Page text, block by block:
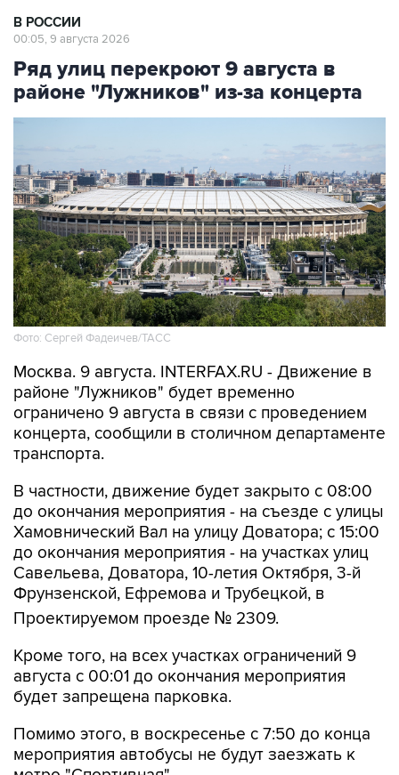
Ряд улиц перекроют 9 августа в
районе "Лужников" из-за концерта
Фото: Сергей Фадеичев/ТАСС
Москва. 9 августа. INTERFAX.RU - Движение в
ограничено 9 августа в связи с проведением
концерта, сообщили в столичном департаменте
транспорта.
В частности, движение будет закрыто с 08:00
Хамовнический Вал на улицу Доватора; с 15:00
до окончания мероприятия - на участках улиц
Савельева, Доватора, 10-летия Октября, 3-й
Фрунзенской, Ефремова и Трубецкой, в
Проектируемом проезде № 2309.
Кроме того, на всех участках ограничений 9
будет запрещена парковка.
Помимо этого, в воскресенье с 7:50 до конца
метро "Спортивная".